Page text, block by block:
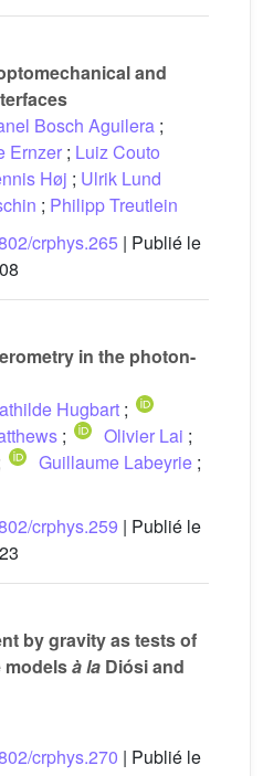
and
Bosch Aguilera ;
Ernzer ; Luiz Couto
Høj ; Ulrik Lund
; Philipp Treutlein
crphys.265 | Publié le
in the photon-
Hugbart ;
; Olivier Lai ;
Guillaume Labeyrie ;
crphys.259 | Publié le
by gravity as tests of
modelsà la Diósi and
crphys.270 | Publié le